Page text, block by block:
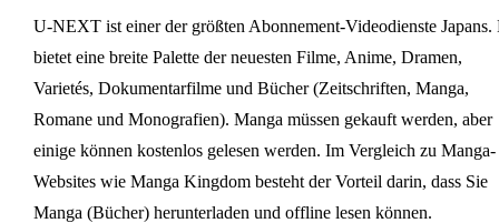
U-NEXT ist einer der größten Abonnement-Videodienste Japans.
bietet eine breite Palette der neuesten Filme, Anime, Dramen,
Varietés, Dokumentarfilme und Bücher (Zeitschriften, Manga,
Romane und Monografien). Manga müssen gekauft werden, aber
einige können kostenlos gelesen werden. Im Vergleich zu Manga-
Websites wie Manga Kingdom besteht der Vorteil darin, dass Sie
Manga (Bücher) herunterladen und offline lesen können.